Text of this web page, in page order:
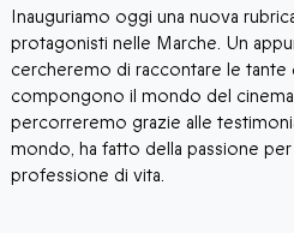
Inauguriamo oggi una nuova
protagonisti nelle Marche. Un
cercheremo di raccontare le
compongono il mondo del
percorreremo grazie alle
mondo, ha fatto della passione
professione di vita.